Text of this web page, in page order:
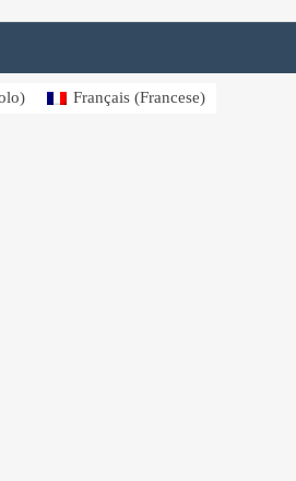
) Français(Francese)